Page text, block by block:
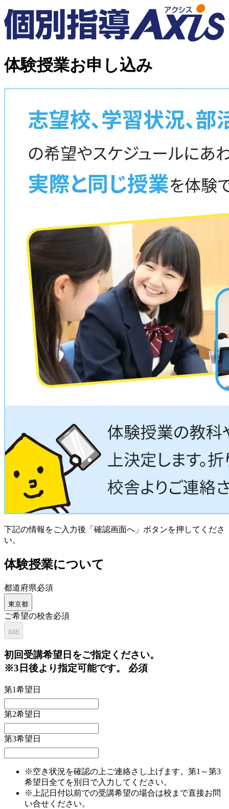
体験授業お申し込み
下記の情報をご入力後「確認画面へ」ボタンを押してくださ
い。
体験授業について
都道府県必須
東京都
ご希望の校舎必須
848
初回受講希望日をご指定ください。
※3日後より指定可能です。 必須
第1希望日
第2希望日
第3希望日
※空き状況を確認の上ご連絡さし上げます。第1～第3
希望日全てを別日で入力してください。
※上記日付以前での受講希望の場合は校まで直接お問
い合せください。